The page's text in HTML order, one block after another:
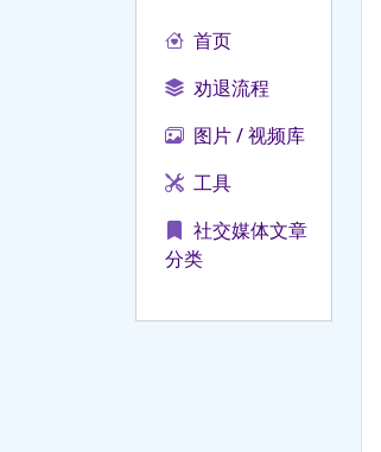
首页
劝退流程
图片 / 视频库
工具
社交媒体文章
分类